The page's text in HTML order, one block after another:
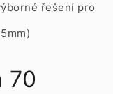
řešení pro
70